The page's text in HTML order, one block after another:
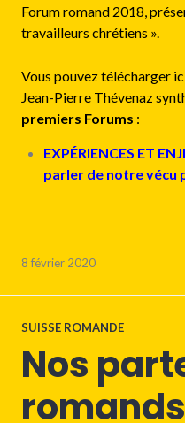
Forum romand 2018,
travailleurs chrétiens ».
Vous pouvez télécharger
Jean-Pierre Thévenaz
premiers Forums :
EXPÉRIENCES ET
parler de notre vécu
8 février 2020
SUISSE ROMANDE
Nos